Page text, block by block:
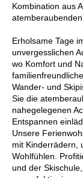
Kombination aus
Erholsame Tage
unvergesslichen
wo Komfort und
Wander- und
Sie die
nahegelegenen
Entspannen
Unsere
mit Kinderrädern,
Wohlfühlen.
und der